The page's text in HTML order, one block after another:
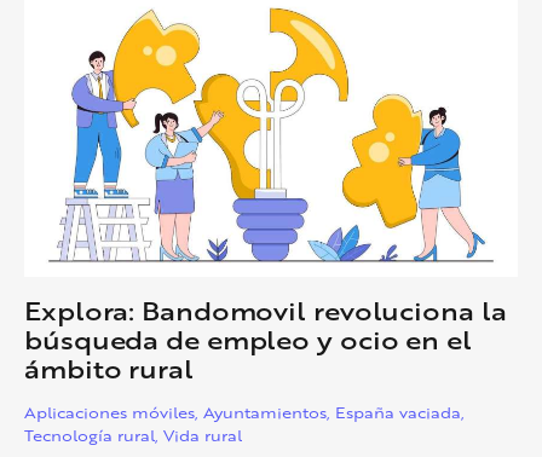
Explora: Bandomovil revoluciona la
búsqueda de empleo y ocio en el
ámbito rural
Aplicaciones móviles, Ayuntamientos, España vaciada,
Tecnología rural, Vida rural